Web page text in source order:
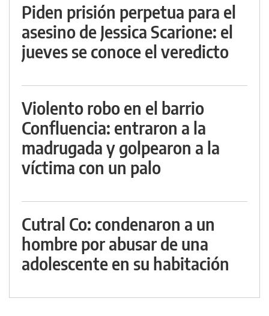
Piden prisión perpetua para el
asesino de Jessica Scarione: el
jueves se conoce el veredicto
Violento robo en el barrio
Confluencia: entraron a la
madrugada y golpearon a la
víctima con un palo
Cutral Co: condenaron a un
hombre por abusar de una
adolescente en su habitación